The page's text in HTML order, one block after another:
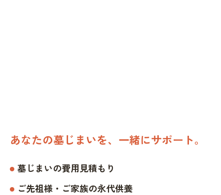
あなたの墓じまいを、一緒にサポート。
墓じまいの費用見積もり
ご先祖様・ご家族の永代供養